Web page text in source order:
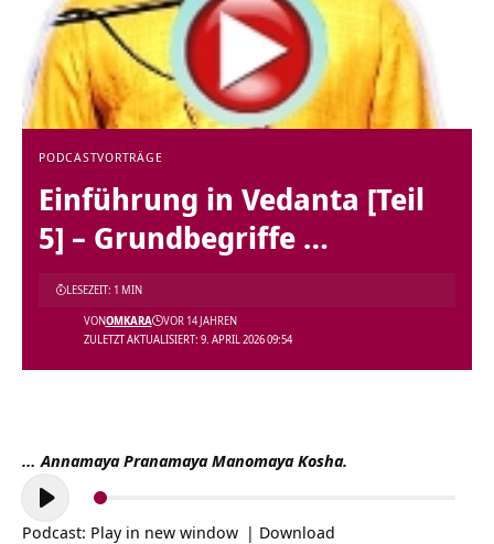
PODCASTVORTRÄGE
Einführung in Vedanta [Teil
5] – Grundbegriffe …
ZULETZT AKTUALISIERT: 9. APRIL 2026 09:54
VONOMKARA VOR 14 JAHREN
LESEZEIT: 1 MIN
… Annamaya Pranamaya Manomaya Kosha.
Audio-
Player
Podcast: Play in new window | Download